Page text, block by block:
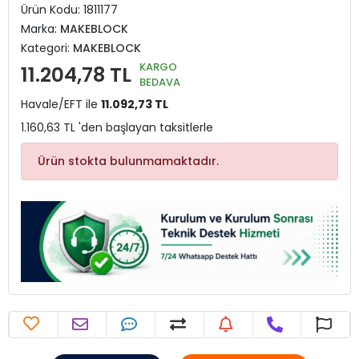
Ürün Kodu: 1811177
Marka: MAKEBLOCK
Kategori: MAKEBLOCK
11.204,78 TL KARGO
BEDAVA
Havale/EFT ile 11.092,73 TL
1.160,63 TL 'den başlayan taksitlerle
Ürün stokta bulunmamaktadır.